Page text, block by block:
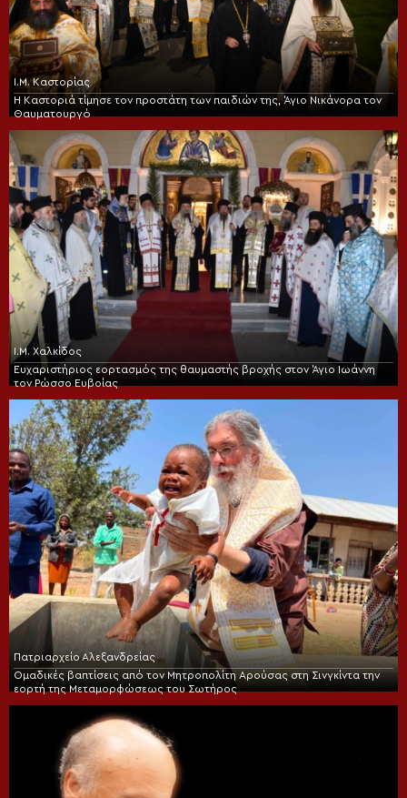
Ι.Μ. Καστορίας
Η Καστοριά τίμησε τον προστάτη των παιδιών της, Άγιο Νικάνορα τον
Θαυματουργό
Ι.Μ. Χαλκίδος
Ευχαριστήριος εορτασμός της θαυμαστής βροχής στον Άγιο Ιωάννη
τον Ρώσσο Ευβοίας
Πατριαρχείο Αλεξανδρείας
Ομαδικές βαπτίσεις από τον Μητροπολίτη Αρούσας στη Σινγκίντα την
εορτή της Μεταμορφώσεως του Σωτήρος